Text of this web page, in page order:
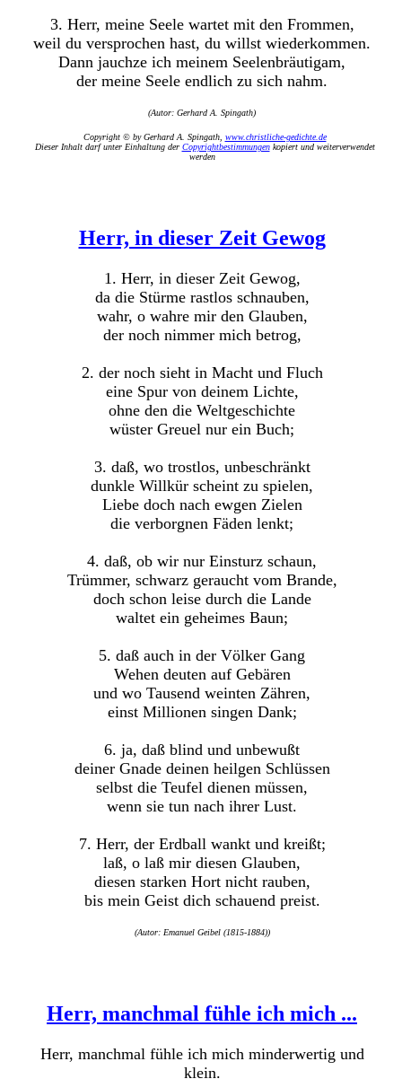
3. Herr, meine Seele wartet mit den Frommen,
weil du versprochen hast, du willst wiederkommen.
Dann jauchze ich meinem Seelenbräutigam,
der meine Seele endlich zu sich nahm.
(Autor: Gerhard A. Spingath)
Copyright © by Gerhard A. Spingath, www.christliche-gedichte.de
Dieser Inhalt darf unter Einhaltung der Copyrightbestimmungenkopiert und weiterverwendet
werden
Herr, in dieser Zeit Gewog
1. Herr, in dieser Zeit Gewog,
da die Stürme rastlos schnauben,
wahr, o wahre mir den Glauben,
der noch nimmer mich betrog,
2. der noch sieht in Macht und Fluch
eine Spur von deinem Lichte,
ohne den die Weltgeschichte
wüster Greuel nur ein Buch;
3. daß, wo trostlos, unbeschränkt
dunkle Willkür scheint zu spielen,
Liebe doch nach ewgen Zielen
die verborgnen Fäden lenkt;
4. daß, ob wir nur Einsturz schaun,
Trümmer, schwarz geraucht vom Brande,
doch schon leise durch die Lande
waltet ein geheimes Baun;
5. daß auch in der Völker Gang
Wehen deuten auf Gebären
und wo Tausend weinten Zähren,
einst Millionen singen Dank;
6. ja, daß blind und unbewußt
deiner Gnade deinen heilgen Schlüssen
selbst die Teufel dienen müssen,
wenn sie tun nach ihrer Lust.
7. Herr, der Erdball wankt und kreißt;
laß, o laß mir diesen Glauben,
diesen starken Hort nicht rauben,
bis mein Geist dich schauend preist.
(Autor: Emanuel Geibel (1815-1884))
Herr, manchmal fühle ich mich ...
Herr, manchmal fühle ich mich minderwertig und
klein.